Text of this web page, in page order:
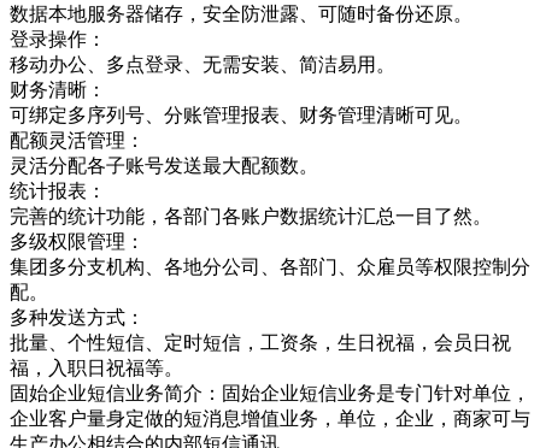
数据本地服务器储存，安全防泄露、可随时备份还原。
登录操作：
移动办公、多点登录、无需安装、简洁易用。
财务清晰：
可绑定多序列号、分账管理报表、财务管理清晰可见。
配额灵活管理：
灵活分配各子账号发送最大配额数。
统计报表：
完善的统计功能，各部门各账户数据统计汇总一目了然。
多级权限管理：
集团多分支机构、各地分公司、各部门、众雇员等权限控制分
配。
多种发送方式：
批量、个性短信、定时短信，工资条，生日祝福，会员日祝
福，入职日祝福等。
固始企业短信业务简介：固始企业短信业务是专门针对单位，
企业客户量身定做的短消息增值业务，单位，企业，商家可与
生产办公相结合的内部短信通讯，